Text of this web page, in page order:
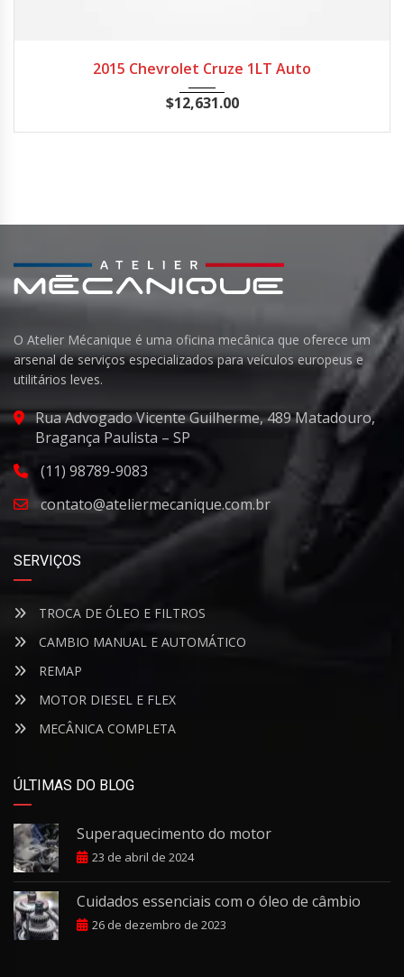
2015 Chevrolet Cruze 1LT Auto
$12,631.00
O Atelier Mécanique é uma oficina mecânica que oferece um
arsenal de serviços especializados para veículos europeus e
utilitários leves.
Rua Advogado Vicente Guilherme, 489 Matadouro,
Bragança Paulista – SP
(11) 98789-9083
contato@ateliermecanique.com.br
SERVIÇOS
TROCA DE ÓLEO E FILTROS
CAMBIO MANUAL E AUTOMÁTICO
REMAP
MOTOR DIESEL E FLEX
MECÂNICA COMPLETA
ÚLTIMAS DO BLOG
Superaquecimento do motor
23 de abril de 2024
Cuidados essenciais com o óleo de câmbio
26 de dezembro de 2023